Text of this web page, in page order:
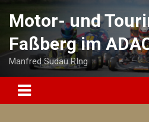
content
Motor- und
Faßberg im
Manfred Sudau RIng